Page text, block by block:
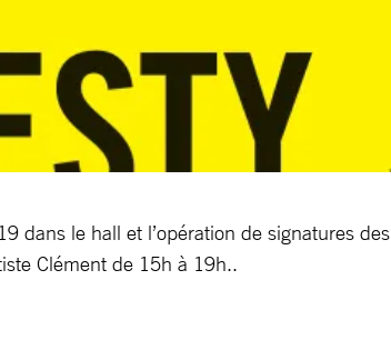
dans le hall et l’opération de signatures des
Clément de 15h à 19h..